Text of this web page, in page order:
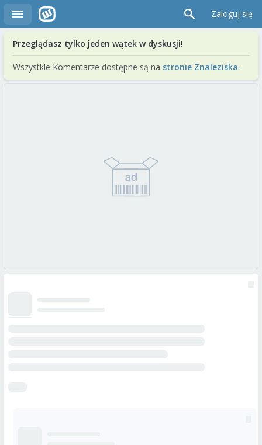
Zaloguj się
Przeglądasz tylko jeden wątek w dyskusji!
Wszystkie Komentarze dostępne są na stronie Znaleziska.